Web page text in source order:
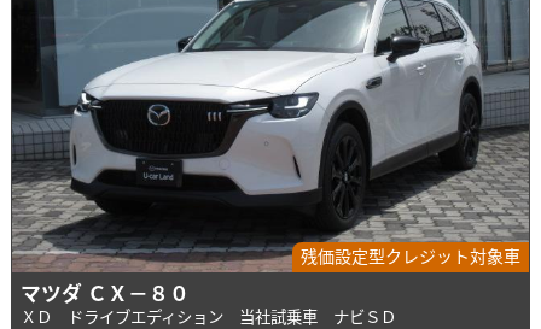
残価設定型クレジット対象車
マツダ ＣＸ－８０
ＸＤ ドライブエディション 当社試乗車 ナビＳＤ